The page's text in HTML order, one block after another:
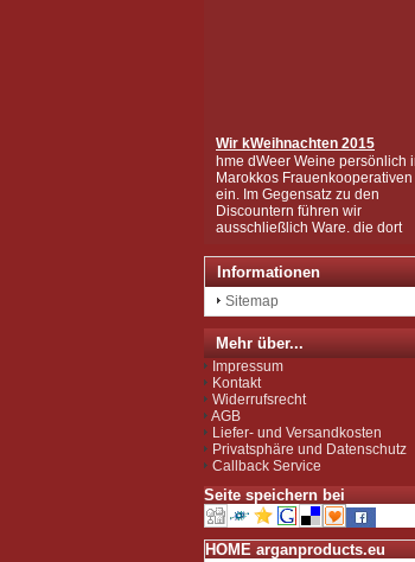
hme dWeer Weine persönlich in
Marokkos Frauenkooperativen
ein. Im Gegensatz zu den
Discountern führen wir
ausschließlich Ware, die dort
gesammelt und hergestellt
Handarbeit zu den wertvollen
Produkten wurden, wie Sie sie
bei uns kaufen können.
Wir sind zudem von der EU als
unterliegen der Kontrolle nach
der sog. Novel-Food-VO.
Seit Juli 2012 sind wir für das
Argan Speiseöl BIO-zertifiziert
gemäß EG-Öko-Verordnung
durch DE-ÖKO-037 (Marokko
Landwirtschaft)
Informationen
Sitemap
Mehr über...
Impressum
Kontakt
Widerrufsrecht
AGB
Liefer- und Versandkosten
Privatsphäre und Datenschutz
Callback Service
Seite speichern bei
HOME arganproducts.eu